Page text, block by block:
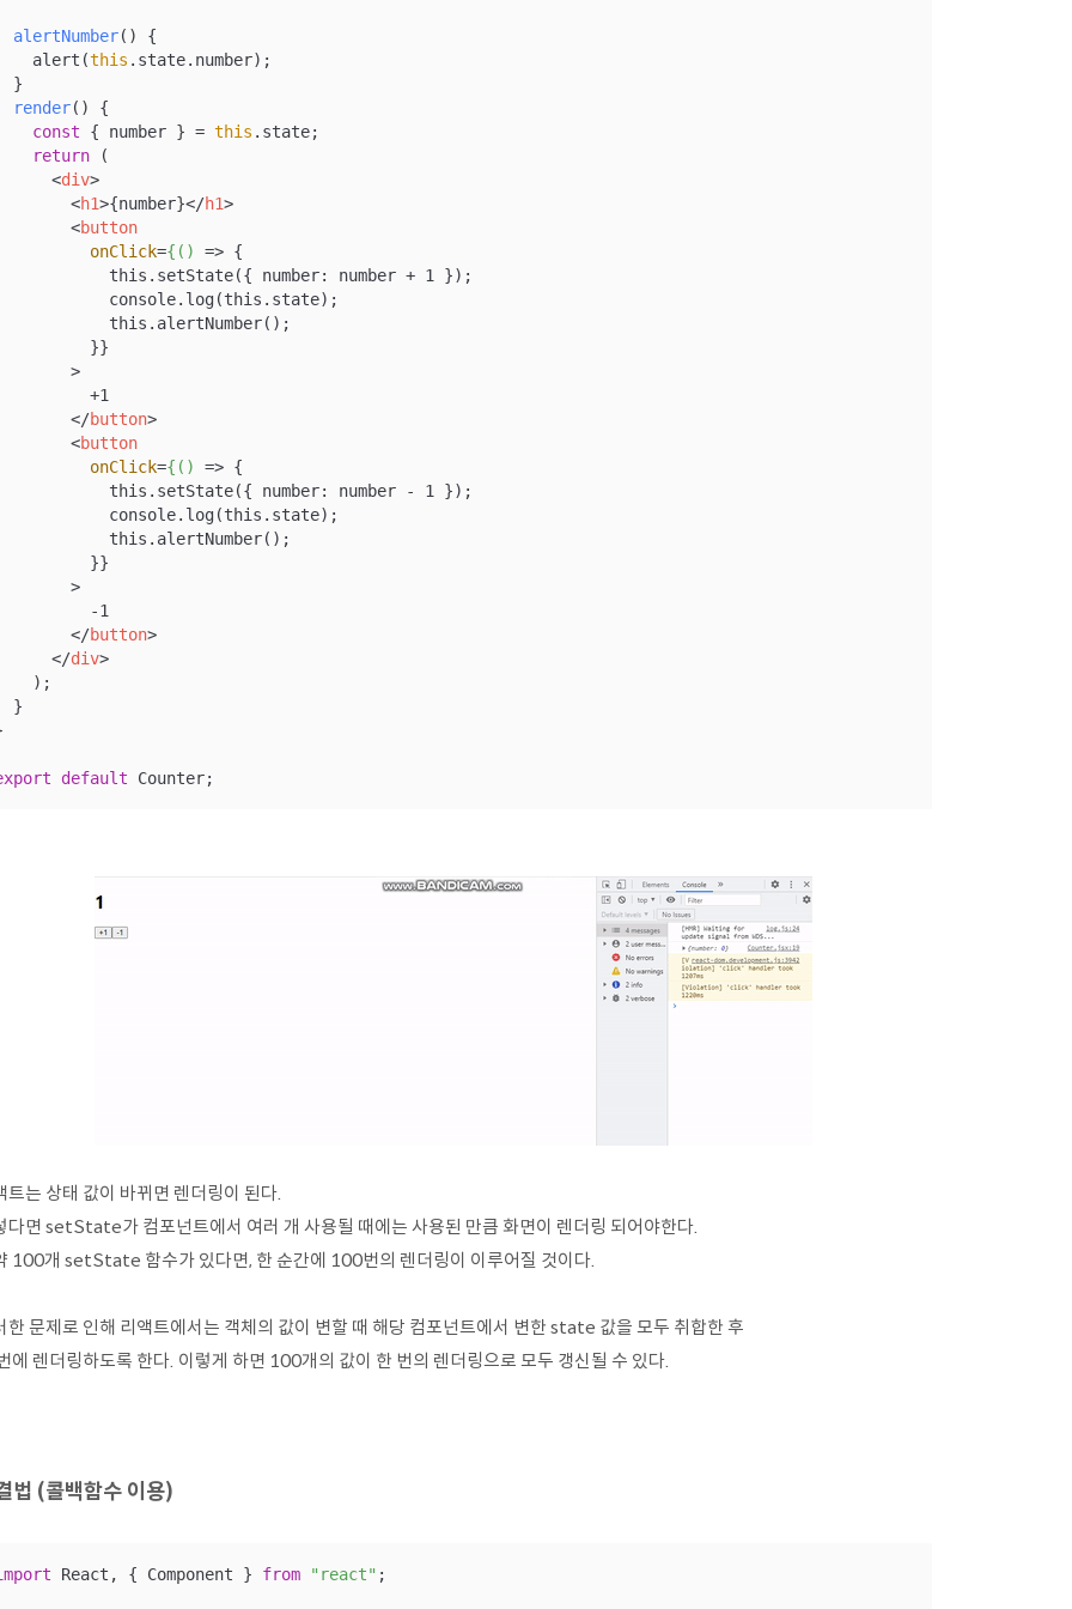
alertNumber( ) {
alert(
this .state.number);
}
render( ) {
const { number } = this .state;
return (
<div>
<h1>{number}</h1>
<button
onClick={() => {
this.setState({ number: number + 1 });
console.log(this.state);
this.alertNumber();
}}
>
+1
</button>
<button
onClick={() => {
this.setState({ number: number - 1 });
console.log(this.state);
this.alertNumber();
}}
>
-1
</button>
</div>
);
}
default Counter;
트는 상태 값이 바뀌면 렌더링이 된다.
다면 setState가 컴포넌트에서 여러 개 사용될 때에는 사용된 만큼 화면이 렌더링 되어야한다.
100개 setState 함수가 있다면, 한 순간에 100번의 렌더링이 이루어질 것이다.
한 문제로 인해 리액트에서는 객체의 값이 변할 때 해당 컴포넌트에서 변한 state 값을 모두 취합한 후
에 렌더링하도록 한다. 이렇게 하면 100개의 값이 한 번의 렌더링으로 모두 갱신될 수 있다.
법 (콜백함수 이용)
React, { Component } from "react" ;